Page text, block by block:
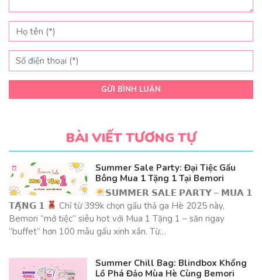
GỬI BÌNH LUẬN
BÀI VIẾT TƯƠNG TỰ
Summer Sale Party: Đại Tiệc Gấu
Bông Mua 1 Tặng 1 Tại Bemori
𝗦𝗨𝗠𝗠𝗘𝗥 𝗦𝗔𝗟𝗘 𝗣𝗔𝗥𝗧𝗬 – 𝗠𝗨𝗔 𝟭
𝗧𝗔̣̆𝗡𝗚 𝟭
Chỉ từ 399k chọn gấu thả ga Hè 2025 này,
Bemori “mở tiệc” siêu hot với Mua 1 Tặng 1 – săn ngay
“buffet” hơn 100 mẫu gấu xinh xắn. Từ…
Summer Chill Bag: Blindbox Khổng
Lồ Phá Đảo Mùa Hè Cùng Bemori